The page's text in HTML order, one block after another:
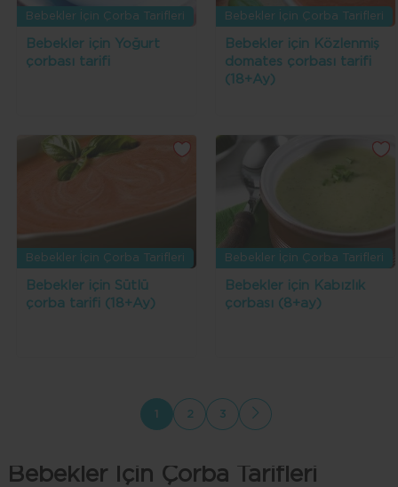
Bebekler İçin Çorba Tarifleri
Bebekler için Yoğurt
çorbası tarifi
Bebekler İçin Çorba Tarifleri
Bebekler için Közlenmiş
domates çorbası tarifi
(18+Ay)
Bebekler İçin Çorba Tarifleri
Bebekler için Sütlü
çorba tarifi (18+Ay)
Bebekler İçin Çorba Tarifleri
Bebekler için Kabızlık
çorbası (8+ay)
1 2 3
Bebekler İçin Çorba Tarifleri